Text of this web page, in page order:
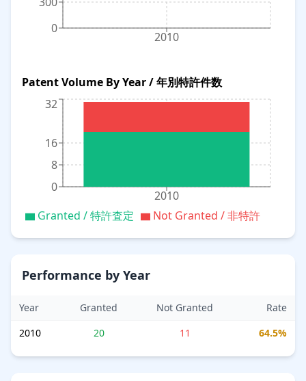
2010
0
Patent Volume By Year / 年別特許件数
2010
0
8
16
32
Granted / 特許査定 Not Granted / 非特許
Performance by Year
Year Granted Not Granted
Rate
2010
20 11 64.5%